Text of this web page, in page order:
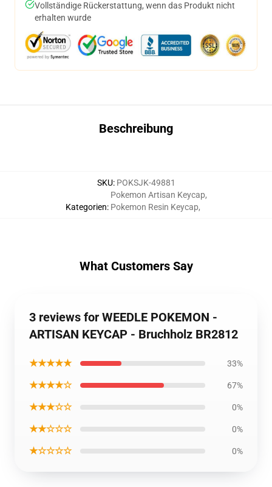
Vollständige Rückerstattung, wenn das Produkt nicht
erhalten wurde
Beschreibung
SKU: POKSJK-49881
Kategorien:
Pokemon Artisan Keycap,
Pokemon Resin Keycap,
What Customers Say
3 reviews for WEEDLE POKEMON -
ARTISAN KEYCAP - Bruchholz BR2812
★★★★★ 33%
★★★★☆ 67%
★★★☆☆ 0%
★★☆☆☆ 0%
★☆☆☆☆ 0%